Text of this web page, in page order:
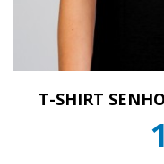
T-SHIRT